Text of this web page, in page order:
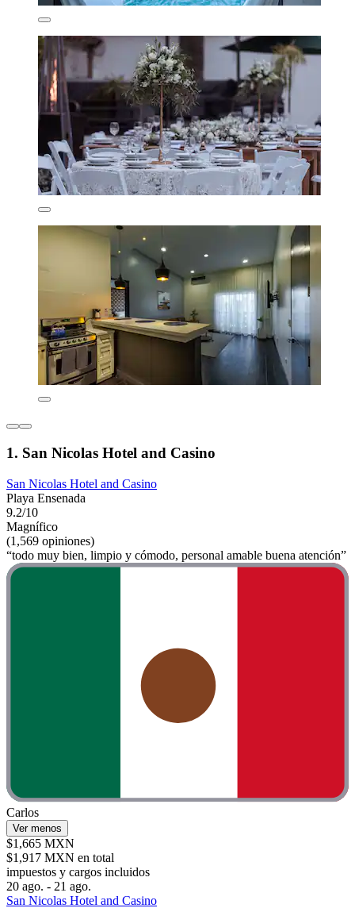
1. San Nicolas Hotel and Casino
San Nicolas Hotel and Casino
Playa Ensenada
9.2/10
Magnífico
(1,569 opiniones)
“todo muy bien, limpio y cómodo, personal amable buena atención”
Carlos
Ver menos
$1,665 MXN
$1,917 MXN en total
impuestos y cargos incluidos
20 ago. - 21 ago.
San Nicolas Hotel and Casino